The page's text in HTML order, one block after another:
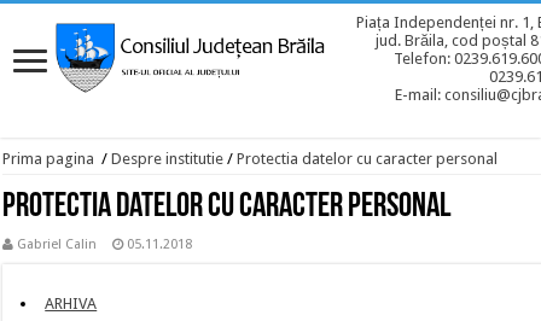
Piața Independenței nr. 1,
jud. Brăila, cod poștal
Telefon:
E-mail:
Prima pagina / Despre institutie / Protectia datelor cu caracter personal
Protectia datelor cu caracter personal
Gabriel Calin 05.11.2018
ARHIVA